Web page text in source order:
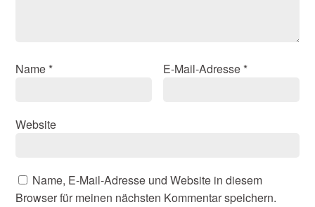
Name * E-Mail-Adresse *
Website
Name, E-Mail-Adresse und Website in diesem
Browser für meinen nächsten Kommentar speichern.